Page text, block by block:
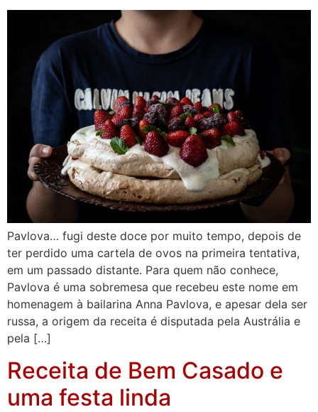
Pavlova… fugi deste doce por muito tempo, depois de
ter perdido uma cartela de ovos na primeira tentativa,
em um passado distante. Para quem não conhece,
Pavlova é uma sobremesa que recebeu este nome em
homenagem à bailarina Anna Pavlova, e apesar dela ser
russa, a origem da receita é disputada pela Austrália e
pela […]
Receita de Bem Casado e
uma festa linda